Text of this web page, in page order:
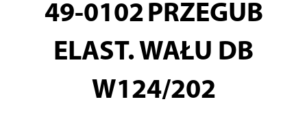
49-0102 PRZEGUB
ELAST. WAŁU DB
W124/202